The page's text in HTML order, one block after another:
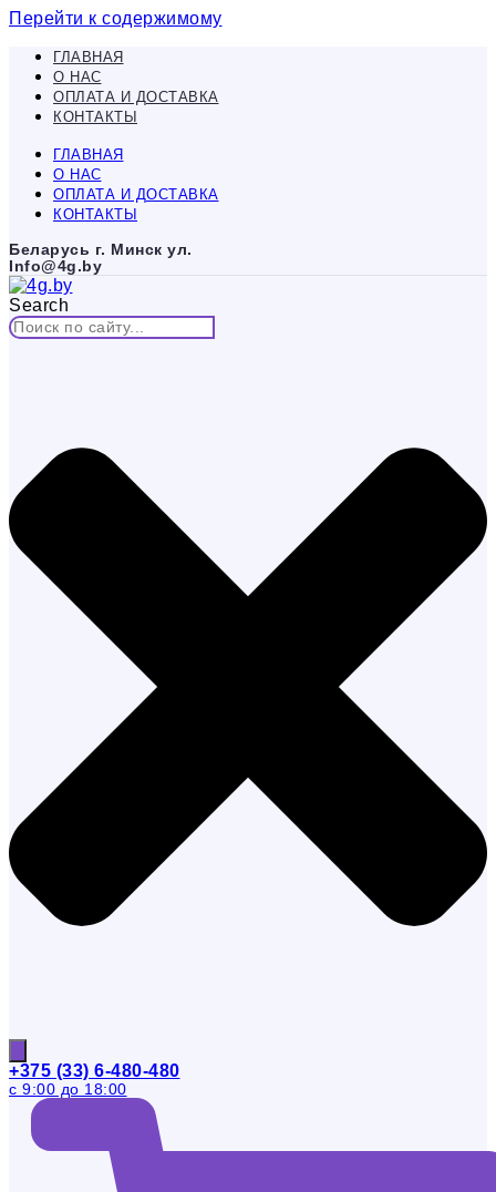
Перейти к содержимому
ГЛАВНАЯ
О НАС
ОПЛАТА И ДОСТАВКА
КОНТАКТЫ
ГЛАВНАЯ
О НАС
ОПЛАТА И ДОСТАВКА
КОНТАКТЫ
Беларусь г. Минск ул.
Info@4g.by
Search
+375 (33) 6-480-480
с 9:00 до 18:00